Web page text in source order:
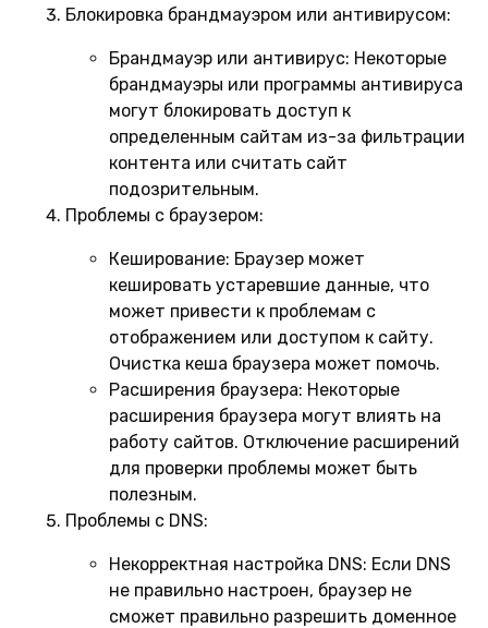
Блокировка брандмауэром или антивирусом:
Брандмауэр или антивирус: Некоторые
брандмауэры или программы антивируса
могут блокировать доступ к
определенным сайтам из-за фильтрации
контента или считать сайт
подозрительным.
Проблемы с браузером:
Кеширование: Браузер может
кешировать устаревшие данные, что
может привести к проблемам с
отображением или доступом к сайту.
Очистка кеша браузера может помочь.
Расширения браузера: Некоторые
расширения браузера могут влиять на
работу сайтов. Отключение расширений
для проверки проблемы может быть
полезным.
Проблемы с DNS:
Некорректная настройка DNS: Если DNS
не правильно настроен, браузер не
сможет правильно разрешить доменное